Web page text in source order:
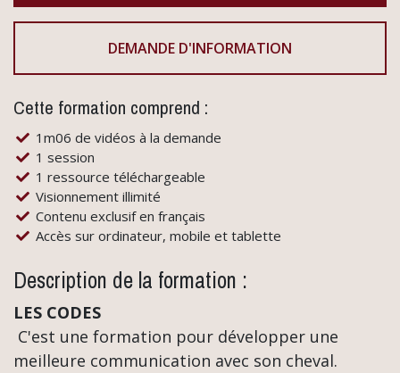
DEMANDE D'INFORMATION
Cette formation comprend :
1m06 de vidéos à la demande
1 session
1 ressource téléchargeable
Visionnement illimité
Contenu exclusif en français
Accès sur ordinateur, mobile et tablette
Description de la formation :
LES CODES
C'est une formation pour développer une
meilleure communication avec son cheval.